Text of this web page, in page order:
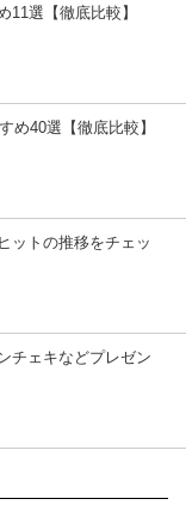
11選【徹底比較】
め40選【徹底比較】
ットの推移をチェッ
チェキなどプレゼン